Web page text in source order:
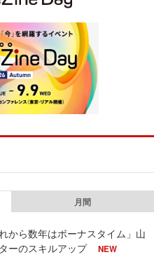
月間
から数年はボーナスタイム」山
ーのスキルアップ
NEW